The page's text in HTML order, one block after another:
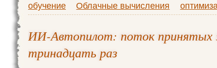
обучение
Облачные вычисления
ИИ-Автопилот: поток принятых
тринадцать раз